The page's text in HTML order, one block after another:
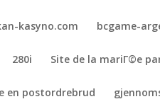
kasyno.com bcgame-
280i Site de la mariГ©e
en postordrebrud